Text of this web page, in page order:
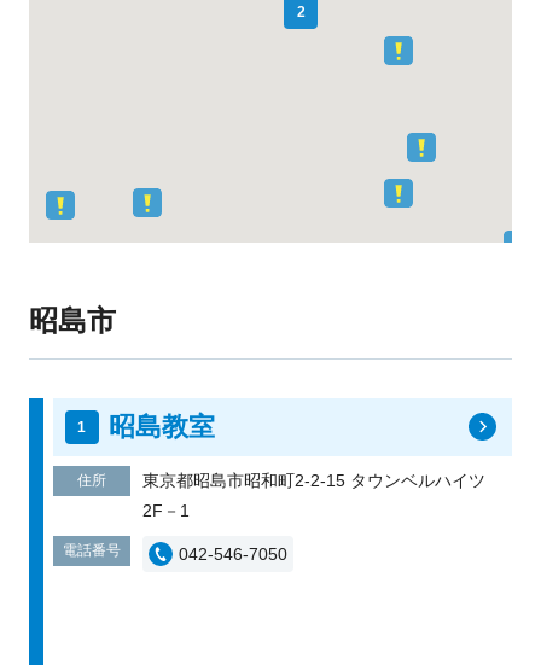
2
昭島市
昭島教室
住所
東京都昭島市昭和町2-2-15 タウンベルハイツ
2F－1
電話番号 042-546-7050